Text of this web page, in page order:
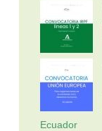
Ecuador